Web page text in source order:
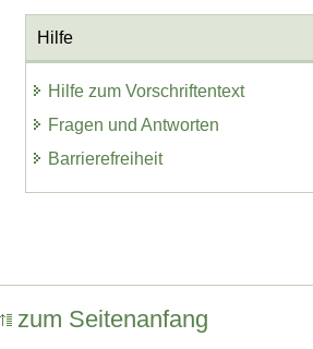
Hilfe
Hilfe zum Vorschriftentext
Fragen und Antworten
Barrierefreiheit
zum Seitenanfang